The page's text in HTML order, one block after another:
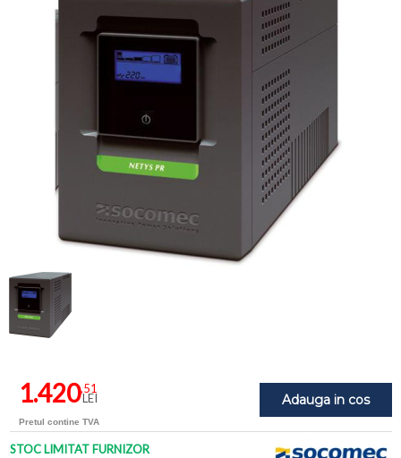
Adauga in cos
1.420,51
LEI
Pretul contine TVA
STOC LIMITAT FURNIZOR